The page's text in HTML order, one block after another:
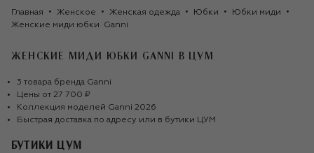
Главная Женское Женская одежда Юбки
Юбки миди
Женские миди юбки  Ganni
ЖЕНСКИЕ МИДИ ЮБКИ GANNI В ЦУМ
3 товара бренда Ganni
Цены от 27 700 ₽
Коллекция моделей Ganni 2026
Быстрая доставка по адресу или в бутики ЦУМ
БУТИКИ ЦУМ